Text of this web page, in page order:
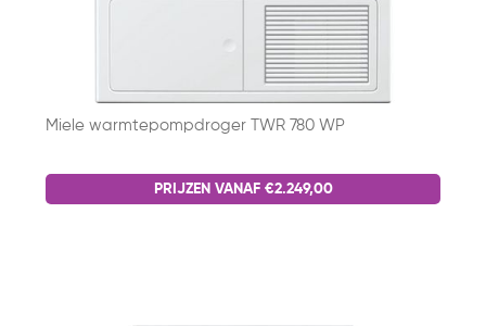
Miele warmtepompdroger TWR 780 WP
PRIJZEN VANAF €2.249,00